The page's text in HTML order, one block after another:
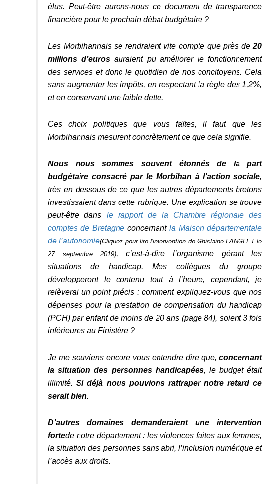
élus. Peut-être aurons-nous ce document de transparence
financière pour le prochain débat budgétaire ?
Les Morbihannais se rendraient vite compte que près de20
millions d’eurosauraient pu améliorer le fonctionnement
des services et donc le quotidien de nos concitoyens. Cela
sans augmenter les impôts, en respectant la règle des 1,2%,
et en conservant une faible dette.
Ces choix politiques que vous faîtes, il faut que les
Morbihannais mesurent concrètement ce que cela signifie.
Nous nous sommes souvent étonnés de la part
budgétaire consacré par le Morbihan à l’action sociale,
très en dessous de ce que les autres départements bretons
investissaient dans cette rubrique. Une explication se trouve
peut-être dans le rapport de la Chambre régionale des
comptes de Bretagneconcernant la Maison départementale
de l’autonomie(Cliquez pour lire l'intervention de Ghislaine LANGLET le
27 septembre 2019), c’est-à-dire l’organisme gérant les
situations de handicap. Mes collègues du groupe
développeront le contenu tout à l’heure, cependant, je
relèverai un point précis : comment expliquez-vous que nos
dépenses pour la prestation de compensation du handicap
(PCH) par enfant de moins de 20 ans (page 84), soient 3 fois
inférieures au Finistère ?
Je me souviens encore vous entendre dire que,concernant
la situation des personnes handicapées, le budget était
illimité.Si déjà nous pouvions rattraper notre retard ce
serait bien.
D’autres domaines demanderaient une intervention
fortede notre département : les violences faites aux femmes,
la situation des personnes sans abri, l’inclusion numérique et
l’accès aux droits.